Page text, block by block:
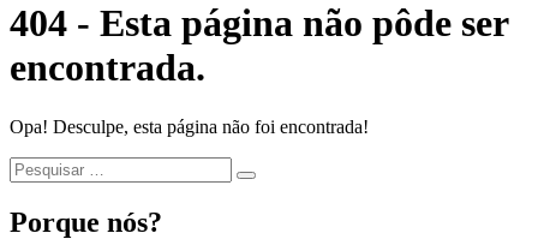
404 - Esta página não pôde ser
encontrada.
Opa! Desculpe, esta página não foi encontrada!
Procurar:
Porque nós?